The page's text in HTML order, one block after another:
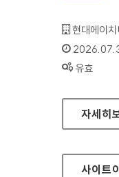
기관명 :
현대에이
인증기간 :
상태 :
유효
현대
자세히
사이트